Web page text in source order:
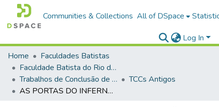
Communities & Collections All of DSpace
Log In
Home
Faculdades Batistas
Faculdade Batista do Rio de Janeiro (FABAT-RJ)
Trabalhos de Conclusão de Curso (TCC)
TCCs Antigos
AS PORTAS DO INFERNO NÃO PREVALECERÃO